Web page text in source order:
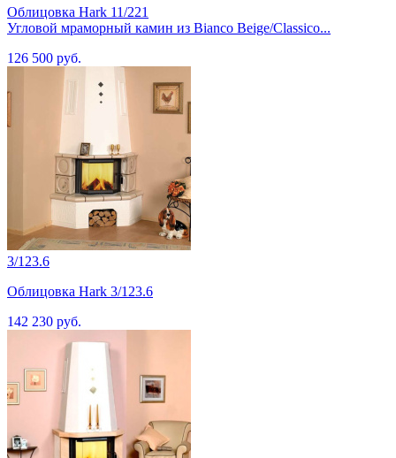
Облицовка Hark 11/221
Угловой мраморный камин из Bianco Beige/Classico...
126 500 руб.
3/123.6
Облицовка Hark 3/123.6
142 230 руб.